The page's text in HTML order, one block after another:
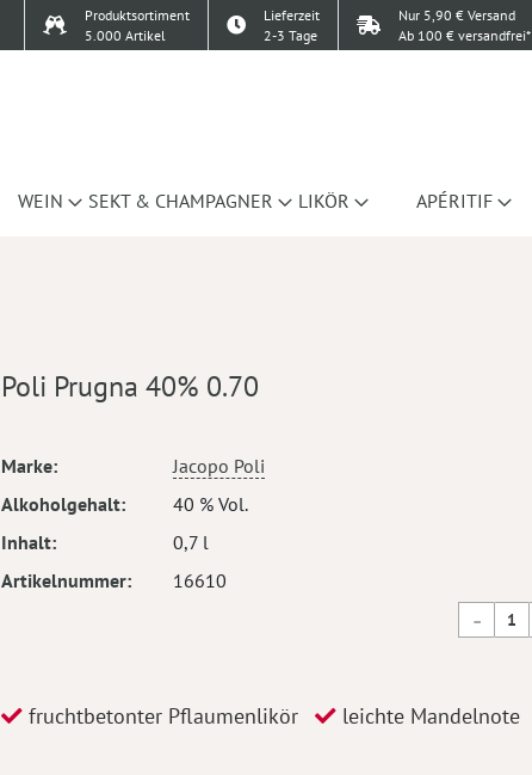
Produktsortiment
5.000 Artikel
Lieferzeit
2-3 Tage
Nur 5,90 € Versand
Ab 100 € versandfrei*
WEIN SEKT & CHAMPAGNER LIKÖR APÉRITIF
Poli Prugna 40% 0.70
Mehr
Marke
Jacopo Poli
Alkoholgehalt
40 % Vol.
Inhalt
0,7 l
Artikelnummer
16610
fruchtbetonter Pflaumenlikör leichte Mandelnote